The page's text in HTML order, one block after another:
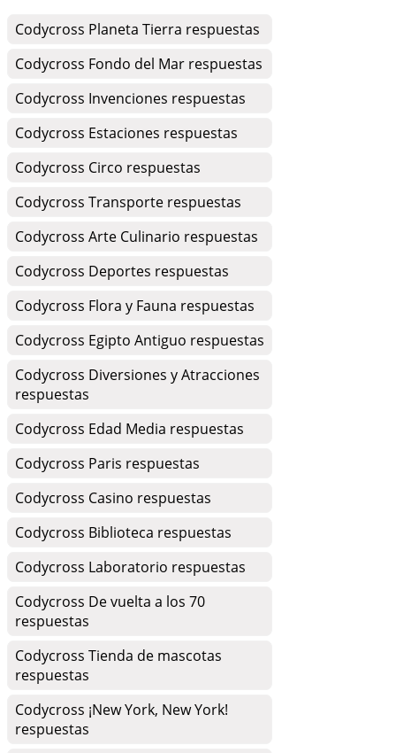
Codycross Planeta Tierra respuestas
Codycross Fondo del Mar respuestas
Codycross Invenciones respuestas
Codycross Estaciones respuestas
Codycross Circo respuestas
Codycross Transporte respuestas
Codycross Arte Culinario respuestas
Codycross Deportes respuestas
Codycross Flora y Fauna respuestas
Codycross Egipto Antiguo respuestas
Codycross Diversiones y Atracciones
respuestas
Codycross Edad Media respuestas
Codycross Paris respuestas
Codycross Casino respuestas
Codycross Biblioteca respuestas
Codycross Laboratorio respuestas
Codycross De vuelta a los 70
respuestas
Codycross Tienda de mascotas
respuestas
Codycross ¡New York, New York!
respuestas